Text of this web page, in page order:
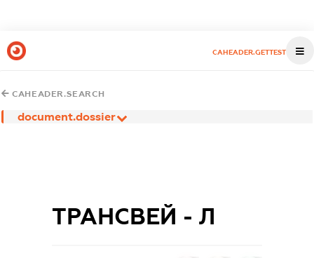
CAHEADER.GETTEST
CAHEADER.SEARCH
document.dossier
ТРАНСВЕЙ - Л